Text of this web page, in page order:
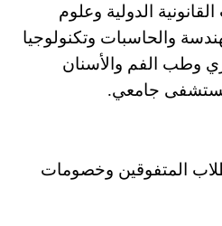
الدولية وعلوم
والحاسبات وتكنولوجيا
وطب الفم والأسنان
مستشفى جامعي.
المتفوقين وخصومات